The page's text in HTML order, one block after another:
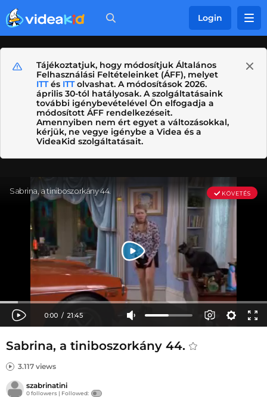
Login
Tájékoztatjuk, hogy módosítjuk Általános
Felhasználási Feltételeinket (ÁFF), melyet
ITTés ITTolvashat. A módosítások 2026.
április 30-tól hatályosak. A szolgáltatásaink
további igénybevételével Ön elfogadja a
módosított ÁFF rendelkezéseit.
Amennyiben nem ért egyet a változásokkal,
kérjük, ne vegye igénybe a Videa és a
VideaKid szolgáltatásait.
Sabrina, a tiniboszorkány 44.
3.117 views
szabrinatini
0 followers | Followed: